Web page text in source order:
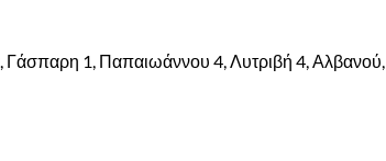
Γάσπαρη 1, Παπαιωάννου 4, Λυτριβή 4, Αλβανού,